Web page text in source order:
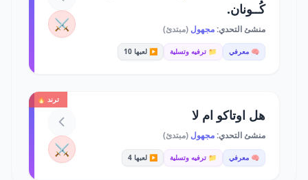
كُــونان.
منشئ التحدي:مجهول (مبتدئ)
🧠 معرفي 📁 ترفيه وتسلية ▶️ لعبها 10
⚔️
ترند 🔥
هل اوتاكو ام لا
منشئ التحدي:مجهول (مبتدئ)
🧠 معرفي 📁 ترفيه وتسلية ▶️ لعبها 4 ⚔️